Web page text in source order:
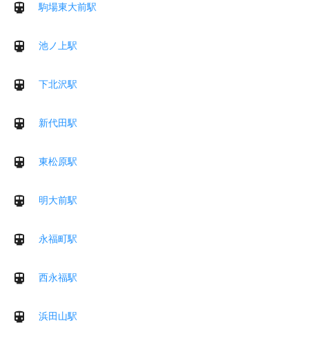
駒場東大前駅
池ノ上駅
下北沢駅
新代田駅
東松原駅
明大前駅
永福町駅
西永福駅
浜田山駅